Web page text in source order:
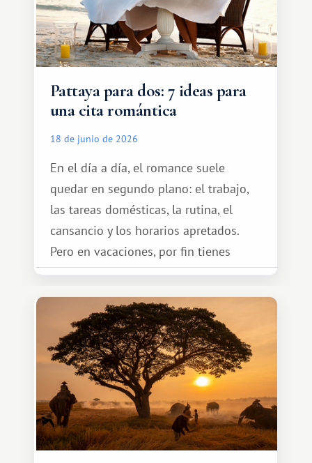
Pattaya para dos: 7 ideas para
una cita romántica
18 de junio de 2026
En el día a día, el romance suele
quedar en segundo plano: el trabajo,
las tareas domésticas, la rutina, el
cansancio y los horarios apretados.
Pero en vacaciones, por fin tienes
espacio para dos y ganas de hacer algo
especial por tu pareja. No tiene por
qué ser algo grandioso, pero sí algo
cálido y memorable.